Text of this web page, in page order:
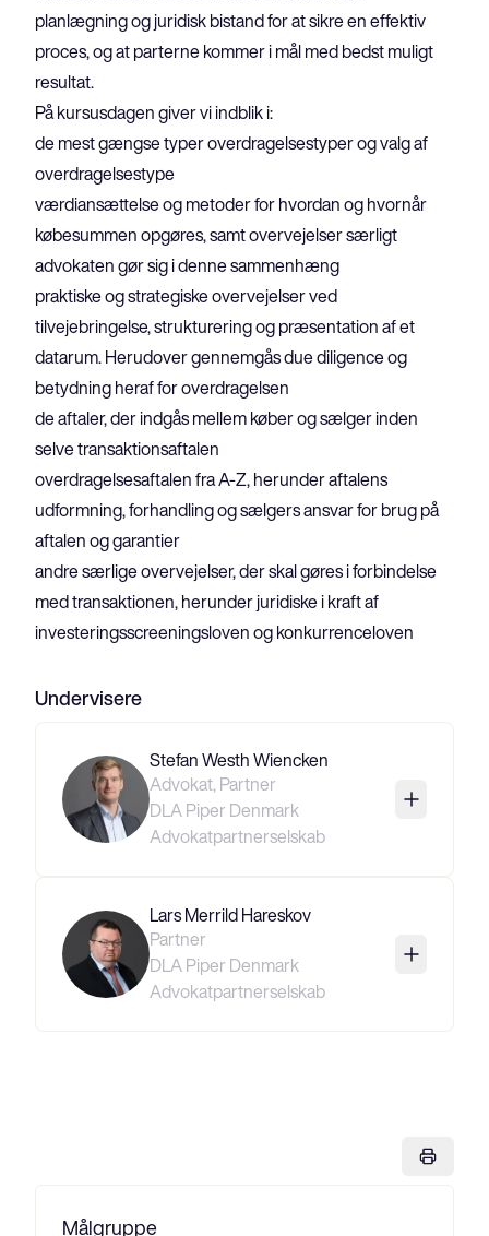
planlægning og juridisk bistand for at sikre en effektiv
proces, og at parterne kommer i mål med bedst muligt
resultat.
På kursusdagen giver vi indblik i:
de mest gængse typer overdragelsestyper og valg af
overdragelsestype
værdiansættelse og metoder for hvordan og hvornår
købesummen opgøres, samt overvejelser særligt
advokaten gør sig i denne sammenhæng
praktiske og strategiske overvejelser ved
tilvejebringelse, strukturering og præsentation af et
datarum. Herudover gennemgås due diligence og
betydning heraf for overdragelsen
de aftaler, der indgås mellem køber og sælger inden
selve transaktionsaftalen
overdragelsesaftalen fra A-Z, herunder aftalens
udformning, forhandling og sælgers ansvar for brug på
aftalen og garantier
andre særlige overvejelser, der skal gøres i forbindelse
med transaktionen, herunder juridiske i kraft af
investeringsscreeningsloven og konkurrenceloven
Undervisere
Stefan Westh Wiencken
Advokat, Partner
DLA Piper Denmark
Advokatpartnerselskab
Lars Merrild Hareskov
Partner
DLA Piper Denmark
Advokatpartnerselskab
Målgruppe